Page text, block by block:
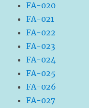
FA-020
FA-021
FA-022
FA-023
FA-024
FA-025
FA-026
FA-027